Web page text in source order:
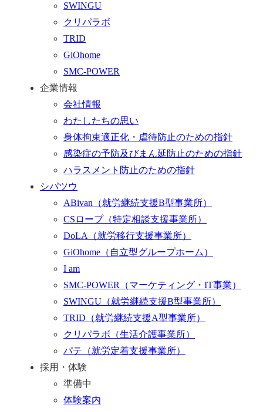
SWINGU
クリパラボ
TRID
GiOhome
SMC-POWER
企業情報
会社情報
わたしたちの思い
身体拘束適正化・虐待防止のための指針
感染症の予防及びまん延防止のための指針
ハラスメント防止のための指針
シパツウ
ABivan （就労継続支援B型事業所）
CSロープ （特定相談支援事業所）
DoLA （就労移行支援事業所）
GiOhome （自立型グループホーム）
I am
SMC-POWER （マーケティング・IT事業）
SWINGU （就労継続支援B型事業所）
TRID （就労継続支援A型事業所）
クリパラボ （生活介護事業所）
パテ （就労定着支援事業所）
採用・体験
準備中
体験案内